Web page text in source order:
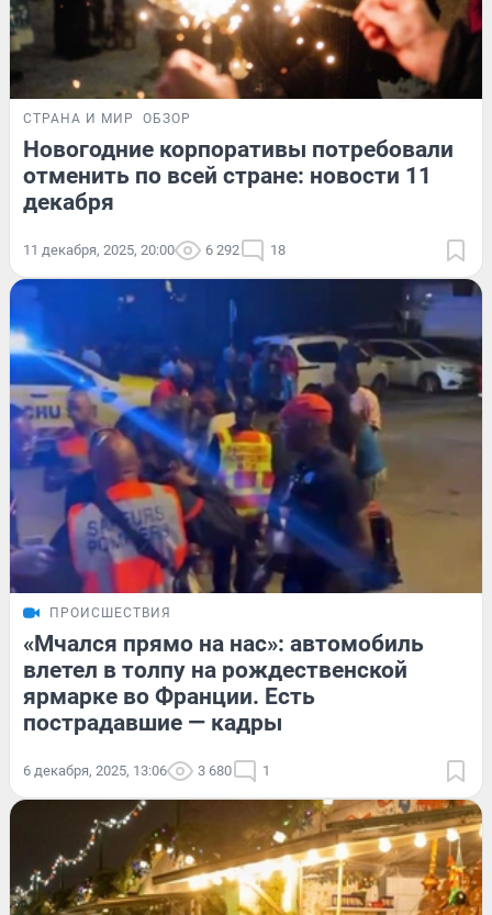
СТРАНА И МИР ОБЗОР
Новогодние корпоративы потребовали
отменить по всей стране: новости 11
декабря
11 декабря, 2025, 20:00 6 292 18
ПРОИСШЕСТВИЯ
«Мчался прямо на нас»: автомобиль
влетел в толпу на рождественской
ярмарке во Франции. Есть
пострадавшие — кадры
6 декабря, 2025, 13:06 3 680 1